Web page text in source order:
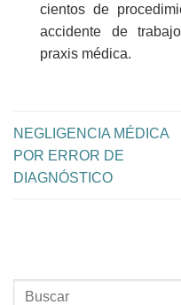
cientos de
accidente de
praxis médica.
NEGLIGENCIA MÉDICA
POR ERROR DE
DIAGNÓSTICO